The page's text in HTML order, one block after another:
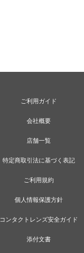
ご利用ガイド
会社概要
店舗一覧
特定商取引法に基づく表記
ご利用規約
個人情報保護方針
コンタクトレンズ安全ガイド
添付文書